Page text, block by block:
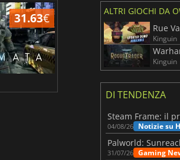
31.63€
Total War WARHAMMER 3
ALTRI GIOCHI DA
Rue
Kinguin
Kinguin
DI TENDENZA
04/08/26 Notizie su
31/07/26 Gaming